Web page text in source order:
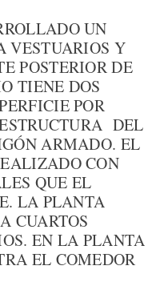
UN
VESTUARIOS Y
POSTERIOR DE
TIENE DOS
POR
DEL
ARMADO. EL
CON
QUE EL
LA PLANTA
CUARTOS
EN LA PLANTA
EL COMEDOR